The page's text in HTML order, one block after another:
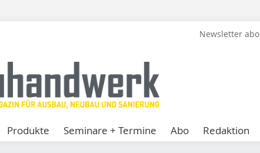
Newsletter
Produkte Seminare + Termine Abo Redaktion